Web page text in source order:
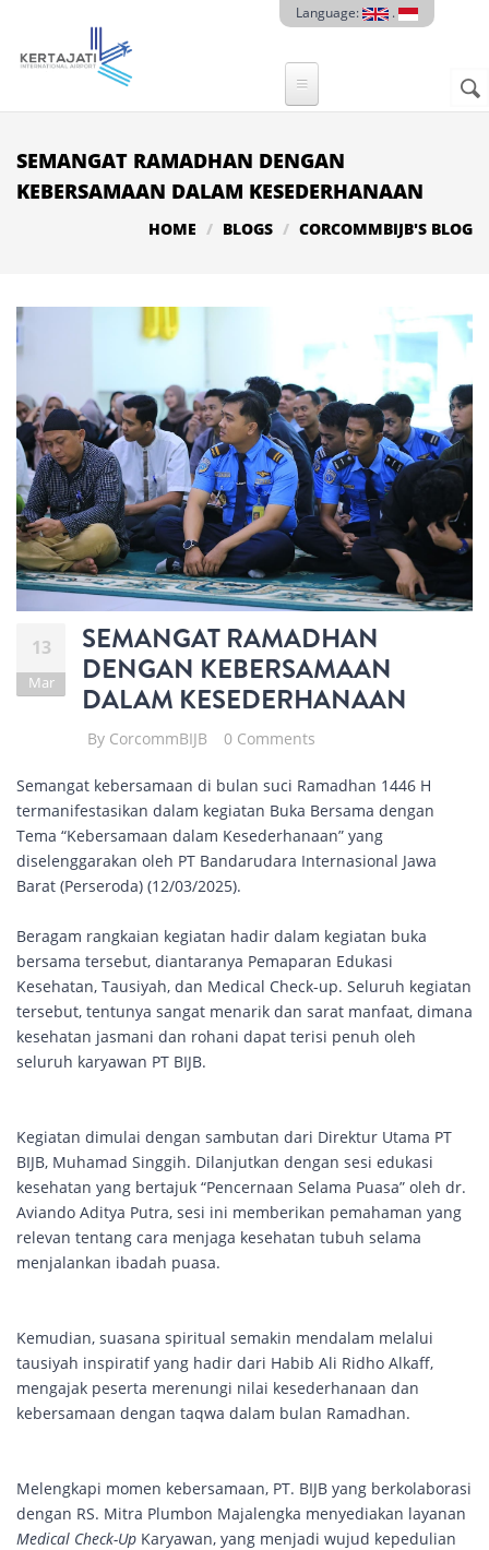
Language: .
SEMANGAT RAMADHAN DENGAN
KEBERSAMAAN DALAM KESEDERHANAAN
HOME BLOGS CORCOMMBIJB'S BLOG
13
Mar
SEMANGAT RAMADHAN
DENGAN KEBERSAMAAN
DALAM KESEDERHANAAN
By CorcommBIJB 0 Comments
Semangat kebersamaan di bulan suci Ramadhan 1446 H
termanifestasikan dalam kegiatan Buka Bersama dengan
Tema “Kebersamaan dalam Kesederhanaan” yang
diselenggarakan oleh PT Bandarudara Internasional Jawa
Barat (Perseroda) (12/03/2025).
Beragam rangkaian kegiatan hadir dalam kegiatan buka
bersama tersebut, diantaranya Pemaparan Edukasi
Kesehatan, Tausiyah, dan Medical Check-up. Seluruh kegiatan
tersebut, tentunya sangat menarik dan sarat manfaat, dimana
kesehatan jasmani dan rohani dapat terisi penuh oleh
seluruh karyawan PT BIJB.
Kegiatan dimulai dengan sambutan dari Direktur Utama PT
BIJB, Muhamad Singgih. Dilanjutkan dengan sesi edukasi
kesehatan yang bertajuk “Pencernaan Selama Puasa” oleh dr.
Aviando Aditya Putra, sesi ini memberikan pemahaman yang
relevan tentang cara menjaga kesehatan tubuh selama
menjalankan ibadah puasa.
Kemudian, suasana spiritual semakin mendalam melalui
tausiyah inspiratif yang hadir dari Habib Ali Ridho Alkaff,
mengajak peserta merenungi nilai kesederhanaan dan
kebersamaan dengan taqwa dalam bulan Ramadhan.
Melengkapi momen kebersamaan, PT. BIJB yang berkolaborasi
dengan RS. Mitra Plumbon Majalengka menyediakan layanan
Medical Check-Up Karyawan, yang menjadi wujud kepedulian